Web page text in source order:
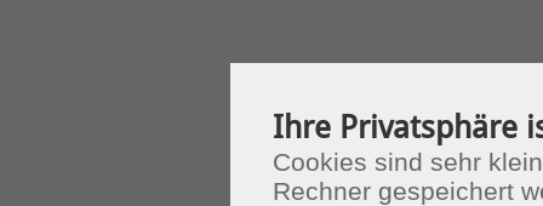
Ihre Privatsphäre
Cookies sind sehr
Rechner gespeichert